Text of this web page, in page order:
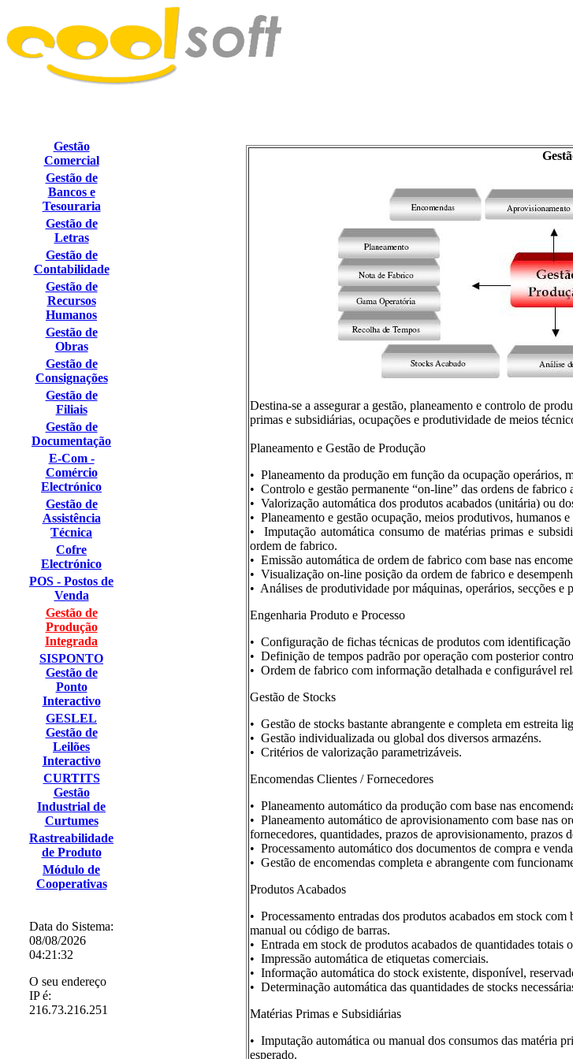
Gestão
Comercial
Gestão de
Bancos e
Tesouraria
Gestão de
Letras
Gestão de
Contabilidade
Gestão de
Recursos
Humanos
Gestão de
Obras
Gestão de
Consignações
Gestão de
Filiais
Gestão de
Documentação
E-Com -
Comércio
Electrónico
Gestão de
Assistência
Técnica
Cofre
Electrónico
POS - Postos de
Venda
Gestão de
Produção
Integrada
SISPONTO
Gestão de
Ponto
Interactivo
GESLEL
Gestão de
Leilões
Interactivo
CURTITS
Gestão
Industrial de
Curtumes
Rastreabilidade
de Produto
Módulo de
Cooperativas
Data do Sistema:
08/08/2026
04:21:32
O seu endereço
IP é:
216.73.216.251
Destina-se a assegurar a gestão, planeamento e controlo de
primas e subsidiárias, ocupações e produtividade de meios
Planeamento e Gestão de Produção
• Planeamento da produção em função da ocupação operários,
• Controlo e gestão permanente “on-line” das ordens de fabrico
• Valorização automática dos produtos acabados (unitária) ou
• Planeamento e gestão ocupação, meios produtivos, humanos e
• Imputação automática consumo de matérias primas e
ordem de fabrico.
• Emissão automática de ordem de fabrico com base nas
• Visualização on-line posição da ordem de fabrico e
• Análises de produtividade por máquinas, operários, secções e
Engenharia Produto e Processo
• Configuração de fichas técnicas de produtos com
• Definição de tempos padrão por operação com posterior
• Ordem de fabrico com informação detalhada e configurável
Gestão de Stocks
• Gestão de stocks bastante abrangente e completa em estreita
• Gestão individualizada ou global dos diversos armazéns.
• Critérios de valorização parametrizáveis.
Encomendas Clientes / Fornecedores
• Planeamento automático da produção com base nas
• Planeamento automático de aprovisionamento com base nas
fornecedores, quantidades, prazos de aprovisionamento, prazos
• Processamento automático dos documentos de compra e
• Gestão de encomendas completa e abrangente com
Produtos Acabados
• Processamento entradas dos produtos acabados em stock
manual ou código de barras.
• Entrada em stock de produtos acabados de quantidades totais
• Impressão automática de etiquetas comerciais.
• Informação automática do stock existente, disponível,
• Determinação automática das quantidades de stocks
Matérias Primas e Subsidiárias
• Imputação automática ou manual dos consumos das matéria
esperado.